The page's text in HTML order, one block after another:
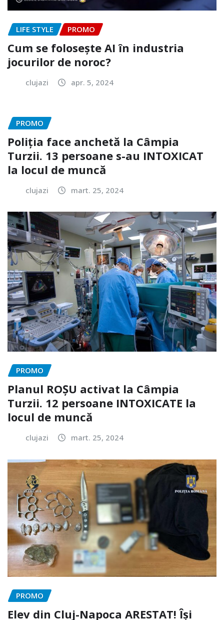
LIFE STYLE PROMO
Cum se folosește AI în industria
jocurilor de noroc?
clujazi apr. 5, 2024
PROMO
Poliția face anchetă la Câmpia
Turzii. 13 persoane s-au INTOXICAT
la locul de muncă
clujazi mart. 25, 2024
PROMO
Planul ROȘU activat la Câmpia
Turzii. 12 persoane INTOXICATE la
locul de muncă
clujazi mart. 25, 2024
PROMO
Elev din Cluj-Napoca ARESTAT! Își